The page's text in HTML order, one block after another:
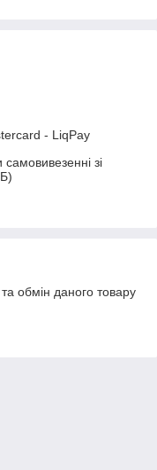
- LiqPay
зі
обмін даного товару